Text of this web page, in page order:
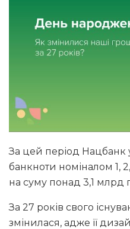
За цей період Нацбанк
банкноти номіналом 1,
на суму понад 3,1 млрд
За 27 років свого
змінилася, адже її